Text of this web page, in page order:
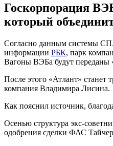
Госкорпорация
который
Согласно данным системы
информации РБК, парк
Вагоны ВЭБа будут переданы
После этого «Атлант» станет
компания Владимира Лисина.
Как пояснил источник,
Осенью структура экс-
одобрения сделки ФАС